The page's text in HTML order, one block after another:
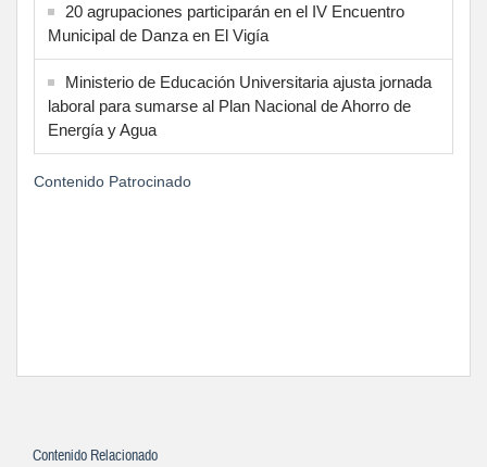
20 agrupaciones participarán en el IV Encuentro
Municipal de Danza en El Vigía
Ministerio de Educación Universitaria ajusta jornada
laboral para sumarse al Plan Nacional de Ahorro de
Energía y Agua
Contenido Patrocinado
Contenido Relacionado